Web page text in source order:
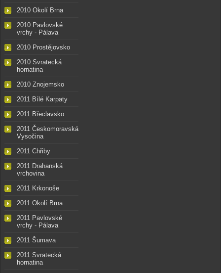
2010 Okolí Brna
2010 Pavlovské
vrchy - Pálava
2010 Prostějovsko
2010 Svratecká
hornatina
2010 Znojemsko
2011 Bílé Karpaty
2011 Břeclavsko
2011 Českomoravská
Vysočina
2011 Chřiby
2011 Drahanská
vrchovina
2011 Krkonoše
2011 Okolí Brna
2011 Pavlovské
vrchy - Pálava
2011 Šumava
2011 Svratecká
hornatina